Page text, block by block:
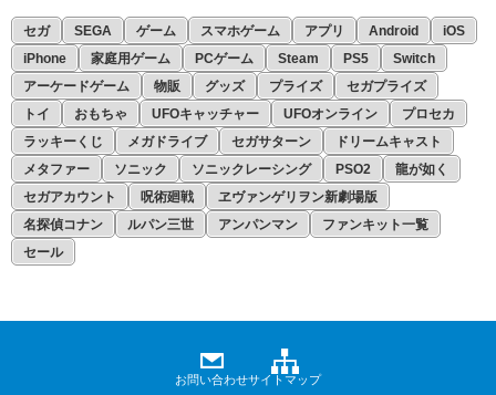
セガ SEGA ゲーム スマホゲーム アプリ Android
iOS
iPhone
家庭用ゲーム PCゲーム Steam PS5
Switch
アーケードゲーム
物販 グッズ プライズ
セガプライズ
トイ
おもちゃ UFOキャッチャー UFOオンライン
プロセカ
ラッキーくじ
メガドライブ セガサターン
ドリームキャスト
メタファー
ソニック ソニックレーシング PSO2
龍が如く
セガアカウント
呪術廻戦
ヱヴァンゲリヲン新劇場版
名探偵コナン
ルパン三世 アンパンマン
ファンキット一覧
セール
お問い合わせサイトマップ